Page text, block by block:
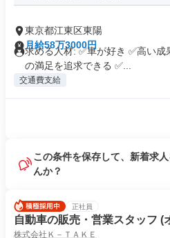
東京都江東区東陽
月給58万3000円
求める人材: ✅車が好き ✅高い
の満足を追求できる ✅...
交通費支給
この条件を保存して、新着求
んか？
正社員
自動車の販売・営業スタッフ (
株式会社Ｋ－ＴＡＫＥ